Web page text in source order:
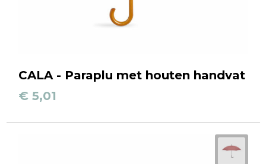
CALA - Paraplu met houten handvat
€ 5,01